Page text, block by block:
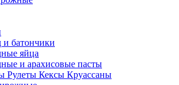
батончики
яйца
и арахисовые пасты
Рулеты Кексы Круассаны